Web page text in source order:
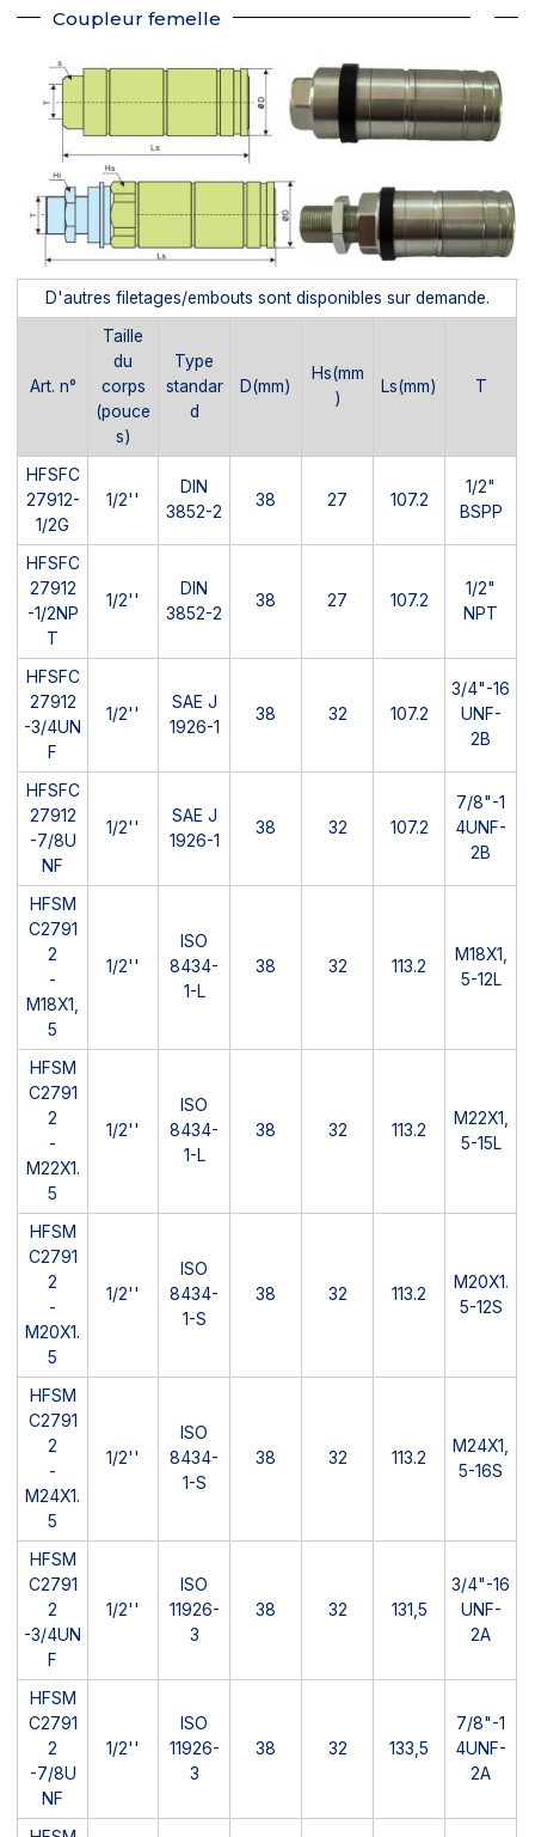
Coupleur femelle
D'autres filetages/embouts sont disponibles sur demande.
Art. n°
Taille
du
corps
(pouce
s)
Type
standar
d
D(mm)
Hs(mm
)
Ls(mm) T
HFSFC
27912-
1/2G
1/2''
DIN
3852-2
38 27 107.2
1/2"
BSPP
HFSFC
27912
-1/2NP
T
1/2''
DIN
3852-2
38 27 107.2
1/2"
NPT
HFSFC
27912
-3/4UN
F
1/2''
SAE J
1926-1
38 32 107.2
3/4"-16
UNF-
2B
HFSFC
27912
-7/8U
NF
1/2''
SAE J
1926-1
38 32 107.2
7/8"-1
4UNF-
2B
HFSM
C2791
2
-
M18X1,
5
1/2''
ISO
8434-
1-L
38 32 113.2
M18X1,
5-12L
HFSM
C2791
2
-
M22X1.
5
1/2''
ISO
8434-
1-L
38 32 113.2
M22X1,
5-15L
HFSM
C2791
2
-
M20X1.
5
1/2''
ISO
8434-
1-S
38 32 113.2
M20X1.
5-12S
HFSM
C2791
2
-
M24X1.
5
1/2''
ISO
8434-
1-S
38 32 113.2
M24X1,
5-16S
HFSM
C2791
2
-3/4UN
F
1/2''
ISO
11926-
3
38 32 131,5
3/4"-16
UNF-
2A
HFSM
C2791
2
-7/8U
NF
1/2''
ISO
11926-
3
38 32 133,5
7/8"-1
4UNF-
2A